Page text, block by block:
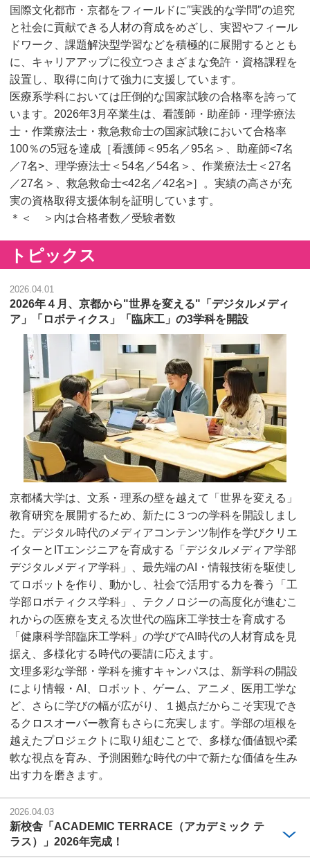
国際文化都市・京都をフィールドに″実践的な学問″の追究
と社会に貢献できる人材の育成をめざし、実習やフィール
ドワーク、課題解決型学習などを積極的に展開するととも
に、キャリアアップに役立つさまざまな免許・資格課程を
設置し、取得に向けて強力に支援しています。
医療系学科においては圧倒的な国家試験の合格率を誇って
います。2026年3月卒業生は、看護師・助産師・理学療法
士・作業療法士・救急救命士の国家試験において合格率
100％の5冠を達成［看護師＜95名／95名＞、助産師<7名
／7名>、理学療法士＜54名／54名＞、作業療法士＜27名
／27名＞、救急救命士<42名／42名>］。実績の高さが充
実の資格取得支援体制を証明しています。
＊＜ ＞内は合格者数／受験者数
トピックス
2026.04.01
2026年４月、京都から"世界を変える"「デジタルメディ
ア」「ロボティクス」「臨床工」の3学科を開設
京都橘大学は、文系・理系の壁を越えて「世界を変える」
教育研究を展開するため、新たに３つの学科を開設しまし
た。デジタル時代のメディアコンテンツ制作を学びクリエ
イターとITエンジニアを育成する「デジタルメディア学部
デジタルメディア学科」、最先端のAI・情報技術を駆使し
てロボットを作り、動かし、社会で活⽤する⼒を養う「工
学部ロボティクス学科」、テクノロジーの高度化が進むこ
れからの医療を⽀える次世代の臨床工学技士を育成する
「健康科学部臨床⼯学科」の学びでAI時代の人材育成を見
据え、多様化する時代の要請に応えます。
文理多彩な学部・学科を擁すキャンパスは、新学科の開設
により情報・AI、ロボット、ゲーム、アニメ、医⽤⼯学な
ど、さらに学びの幅が広がり、１拠点だからこそ実現でき
るクロスオーバー教育もさらに充実します。学部の垣根を
越えたプロジェクトに取り組むことで、多様な価値観や柔
軟な視点を育み、予測困難な時代の中で新たな価値を⽣み
出す⼒を磨きます。
2026.04.03
新校舎「ACADEMIC TERRACE（アカデミック テ
ラス）」2026年完成！